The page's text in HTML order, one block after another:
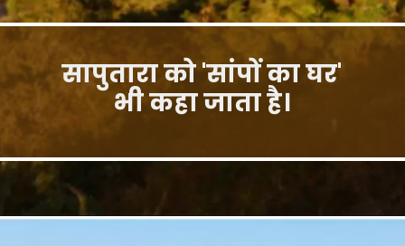
सापुतारा को 'सांपों का घर'
भी कहा जाता है।